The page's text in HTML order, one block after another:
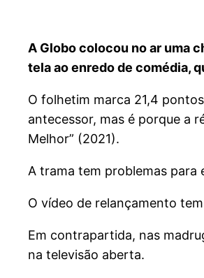
A Globo colocou no ar uma
tela ao enredo de comédia,
O folhetim marca 21,4
antecessor, mas é porque a
Melhor” (2021).
A trama tem problemas para
O vídeo de relançamento
Em contrapartida, nas
na televisão aberta.